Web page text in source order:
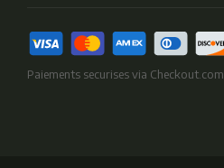
Paiements securises via Checkout.com